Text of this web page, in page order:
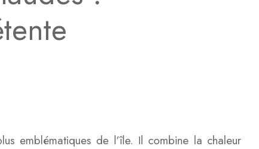
emblématiques de l’île. Il combine la chaleur